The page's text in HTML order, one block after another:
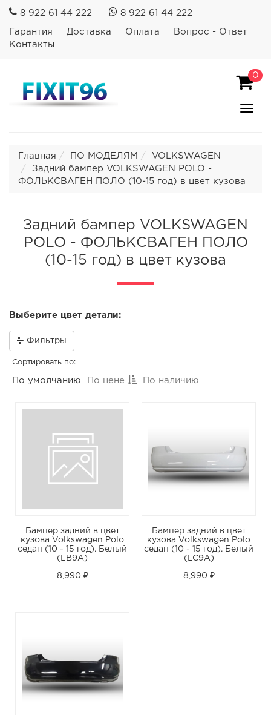
8 922 61 44 222 8 922 61 44 222
Гарантия Доставка Оплата
Вопрос - Ответ
Контакты
0
Главная ПО МОДЕЛЯМ
VOLKSWAGEN
Задний бампер VOLKSWAGEN POLO -
ФОЛЬКСВАГЕН ПОЛО (10-15 год) в цвет кузова
Задний бампер VOLKSWAGEN
POLO - ФОЛЬКСВАГЕН ПОЛО
(10-15 год) в цвет кузова
Выберите цвет детали:
Фильтры
Сортировать по:
По умолчанию По цене По наличию
Бампер задний в цвет
кузова Volkswagen Polo
седан (10 - 15 год). Белый
(LB9A)
8,990 ₽
Бампер задний в цвет
кузова Volkswagen Polo
седан (10 - 15 год). Белый
(LC9A)
8,990 ₽